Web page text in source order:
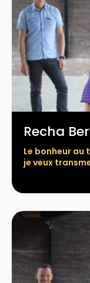
Recha
Le bonheur au
je veux